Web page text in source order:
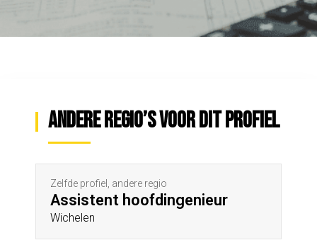
Andere regio’s voor dit profiel
Zelfde profiel, andere regio
Assistent hoofdingenieur
Wichelen